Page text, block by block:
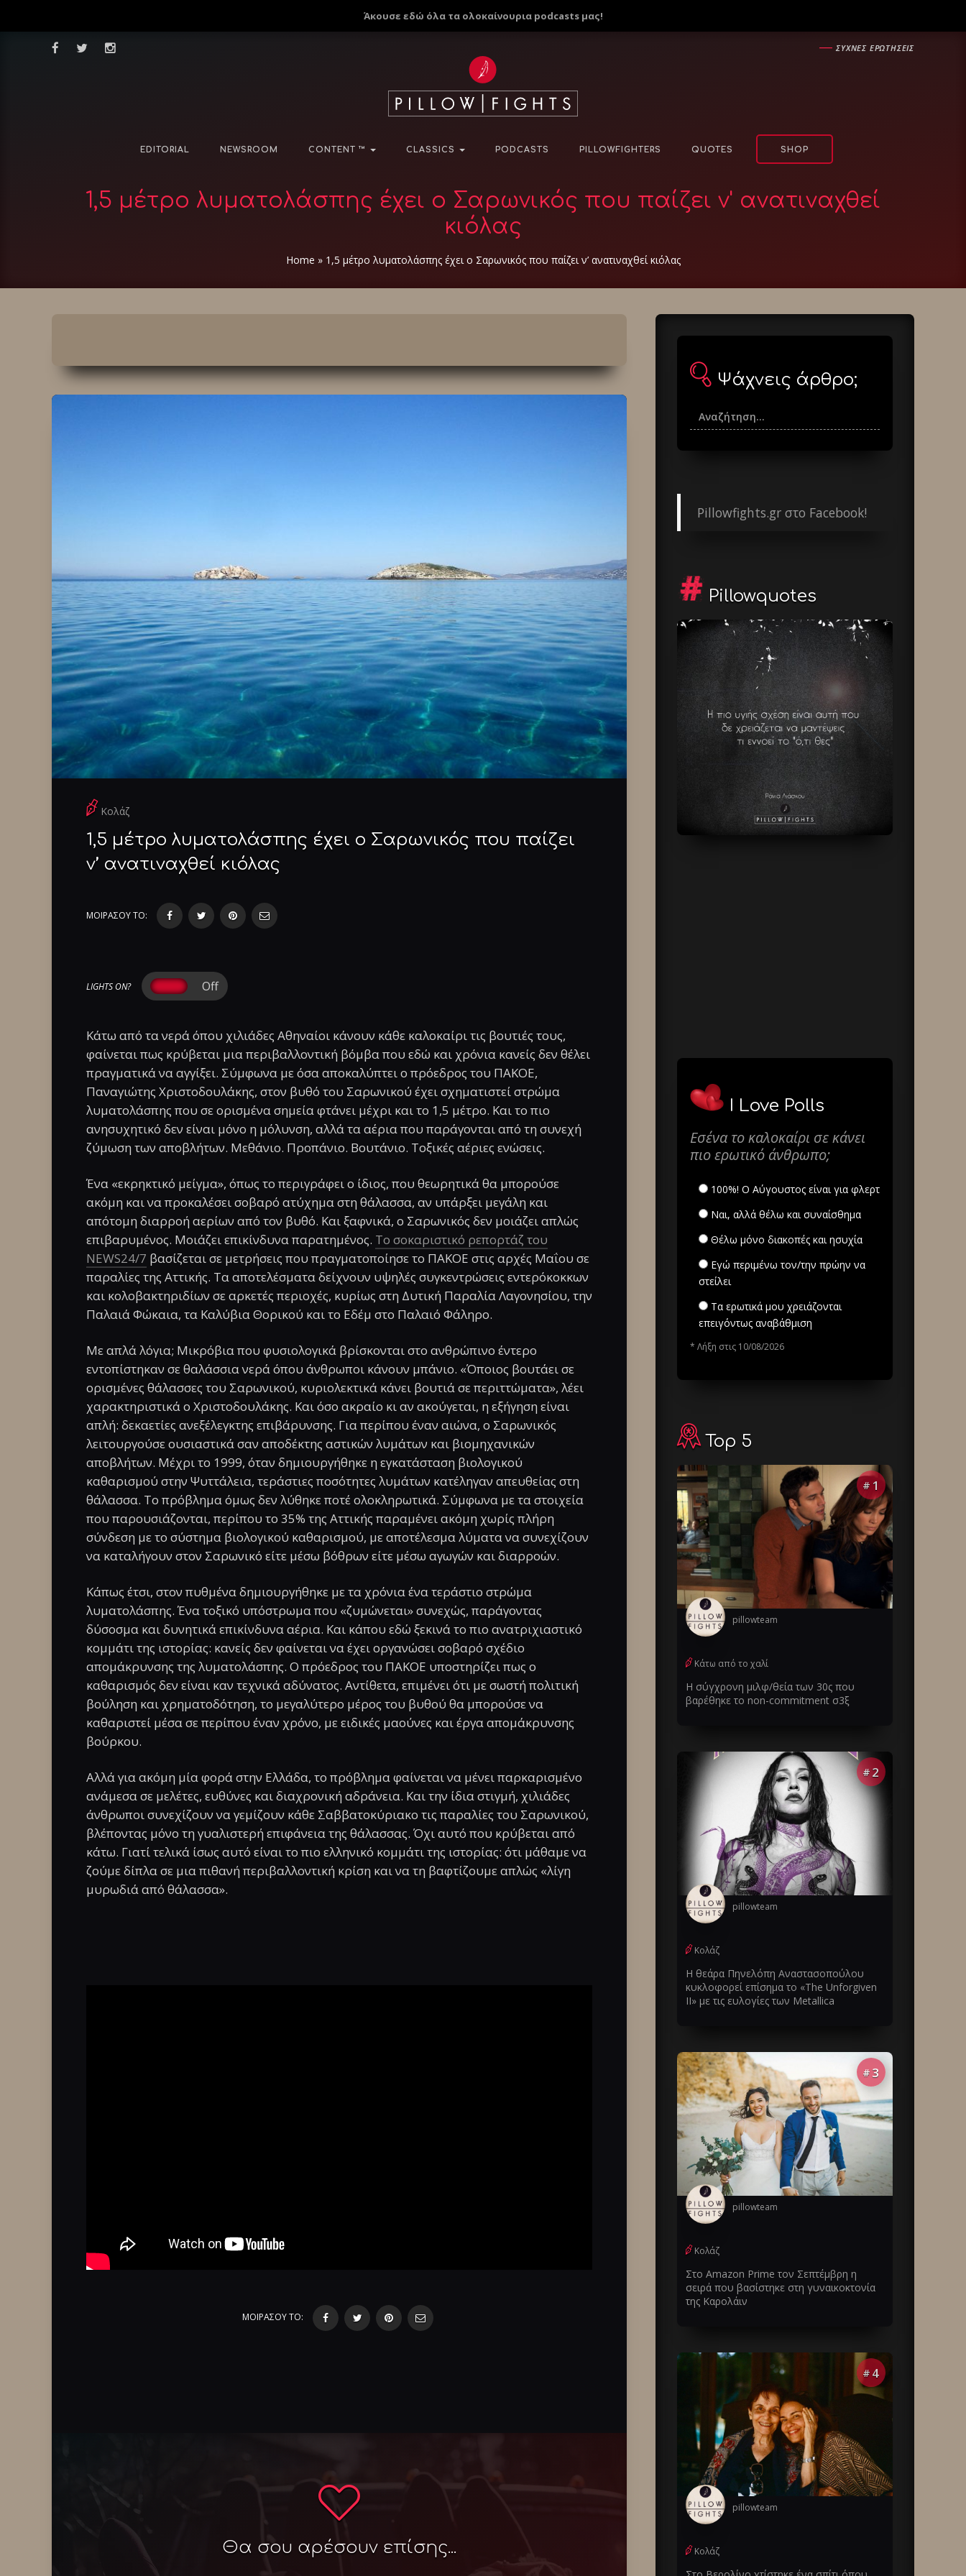
Άκουσε εδώ όλα τα ολοκαίνουρια podcasts μας!
―ΣΥΧΝΕΣ ΕΡΩΤΗΣΕΙΣ
EDITORIAL NEWSROOM CONTENT ™ CLASSICS PODCASTS PILLOWFIGHTERS QUOTES SHOP
1,5 μέτρο λυματολάσπης έχει ο Σαρωνικός που παίζει ν' ανατιναχθεί
κιόλας
Home » 1,5 μέτρο λυματολάσπης έχει ο Σαρωνικός που παίζει ν’ ανατιναχθεί κιόλας
Κολάζ
1,5 μέτρο λυματολάσπης έχει ο Σαρωνικός που παίζει
ν’ ανατιναχθεί κιόλας
ΜΟΙΡΑΣΟΥ ΤΟ:
LIGHTS ON?
Κάτω από τα νερά όπου χιλιάδες Αθηναίοι κάνουν κάθε καλοκαίρι τις βουτιές τους,
φαίνεται πως κρύβεται μια περιβαλλοντική βόμβα που εδώ και χρόνια κανείς δεν θέλει
πραγματικά να αγγίξει. Σύμφωνα με όσα αποκαλύπτει ο πρόεδρος του ΠΑΚΟΕ,
Παναγιώτης Χριστοδουλάκης, στον βυθό του Σαρωνικού έχει σχηματιστεί στρώμα
λυματολάσπης που σε ορισμένα σημεία φτάνει μέχρι και το 1,5 μέτρο. Και το πιο
ανησυχητικό δεν είναι μόνο η μόλυνση, αλλά τα αέρια που παράγονται από τη συνεχή
ζύμωση των αποβλήτων. Μεθάνιο. Προπάνιο. Βουτάνιο. Τοξικές αέριες ενώσεις.
Ένα «εκρηκτικό μείγμα», όπως το περιγράφει ο ίδιος, που θεωρητικά θα μπορούσε
ακόμη και να προκαλέσει σοβαρό ατύχημα στη θάλασσα, αν υπάρξει μεγάλη και
απότομη διαρροή αερίων από τον βυθό. Και ξαφνικά, ο Σαρωνικός δεν μοιάζει απλώς
επιβαρυμένος. Μοιάζει επικίνδυνα παρατημένος. Το σοκαριστικό ρεπορτάζ του
NEWS24/7 βασίζεται σε μετρήσεις που πραγματοποίησε το ΠΑΚΟΕ στις αρχές Μαΐου σε
παραλίες της Αττικής. Τα αποτελέσματα δείχνουν υψηλές συγκεντρώσεις εντερόκοκκων
και κολοβακτηριδίων σε αρκετές περιοχές, κυρίως στη Δυτική Παραλία Λαγονησίου, την
Παλαιά Φώκαια, τα Καλύβια Θορικού και το Εδέμ στο Παλαιό Φάληρο.
Με απλά λόγια; Μικρόβια που φυσιολογικά βρίσκονται στο ανθρώπινο έντερο
εντοπίστηκαν σε θαλάσσια νερά όπου άνθρωποι κάνουν μπάνιο. «Όποιος βουτάει σε
ορισμένες θάλασσες του Σαρωνικού, κυριολεκτικά κάνει βουτιά σε περιττώματα», λέει
χαρακτηριστικά ο Χριστοδουλάκης. Και όσο ακραίο κι αν ακούγεται, η εξήγηση είναι
απλή: δεκαετίες ανεξέλεγκτης επιβάρυνσης. Για περίπου έναν αιώνα, ο Σαρωνικός
λειτουργούσε ουσιαστικά σαν αποδέκτης αστικών λυμάτων και βιομηχανικών
αποβλήτων. Μέχρι το 1999, όταν δημιουργήθηκε η εγκατάσταση βιολογικού
καθαρισμού στην Ψυττάλεια, τεράστιες ποσότητες λυμάτων κατέληγαν απευθείας στη
θάλασσα. Το πρόβλημα όμως δεν λύθηκε ποτέ ολοκληρωτικά. Σύμφωνα με τα στοιχεία
που παρουσιάζονται, περίπου το 35% της Αττικής παραμένει ακόμη χωρίς πλήρη
σύνδεση με το σύστημα βιολογικού καθαρισμού, με αποτέλεσμα λύματα να συνεχίζουν
να καταλήγουν στον Σαρωνικό είτε μέσω βόθρων είτε μέσω αγωγών και διαρροών.
Κάπως έτσι, στον πυθμένα δημιουργήθηκε με τα χρόνια ένα τεράστιο στρώμα
λυματολάσπης. Ένα τοξικό υπόστρωμα που «ζυμώνεται» συνεχώς, παράγοντας
δύσοσμα και δυνητικά επικίνδυνα αέρια. Και κάπου εδώ ξεκινά το πιο ανατριχιαστικό
κομμάτι της ιστορίας: κανείς δεν φαίνεται να έχει οργανώσει σοβαρό σχέδιο
απομάκρυνσης της λυματολάσπης. Ο πρόεδρος του ΠΑΚΟΕ υποστηρίζει πως ο
καθαρισμός δεν είναι καν τεχνικά αδύνατος. Αντίθετα, επιμένει ότι με σωστή πολιτική
βούληση και χρηματοδότηση, το μεγαλύτερο μέρος του βυθού θα μπορούσε να
καθαριστεί μέσα σε περίπου έναν χρόνο, με ειδικές μαούνες και έργα απομάκρυνσης
βούρκου.
Αλλά για ακόμη μία φορά στην Ελλάδα, το πρόβλημα φαίνεται να μένει παρκαρισμένο
ανάμεσα σε μελέτες, ευθύνες και διαχρονική αδράνεια. Και την ίδια στιγμή, χιλιάδες
άνθρωποι συνεχίζουν να γεμίζουν κάθε Σαββατοκύριακο τις παραλίες του Σαρωνικού,
βλέποντας μόνο τη γυαλιστερή επιφάνεια της θάλασσας. Όχι αυτό που κρύβεται από
κάτω. Γιατί τελικά ίσως αυτό είναι το πιο ελληνικό κομμάτι της ιστορίας: ότι μάθαμε να
ζούμε δίπλα σε μια πιθανή περιβαλλοντική κρίση και να τη βαφτίζουμε απλώς «λίγη
μυρωδιά από θάλασσα».
ΜΟΙΡΑΣΟΥ ΤΟ:
Θα σου αρέσουν επίσης...
Ψάχνεις άρθρο;
Pillowfights.gr στο Facebook!
Pillowquotes
I Love Polls
Εσένα το καλοκαίρι σε κάνει
πιο ερωτικό άνθρωπο;
100%! Ο Αύγουστος είναι για φλερτ
Ναι, αλλά θέλω και συναίσθημα
Θέλω μόνο διακοπές και ησυχία
Εγώ περιμένω τον/την πρώην να
στείλει
Τα ερωτικά μου χρειάζονται
επειγόντως αναβάθμιση
* Λήξη στις 10/08/2026
Top 5
# 1
pillowteam
Κάτω από το χαλί
Η σύγχρονη μιλφ/θεία των 30ς που
βαρέθηκε το non-commitment σ3ξ
# 2
pillowteam
Κολάζ
Η θεάρα Πηνελόπη Αναστασοπούλου
κυκλοφορεί επίσημα το «The Unforgiven
II» με τις ευλογίες των Metallica
# 3
pillowteam
Κολάζ
Στο Amazon Prime τον Σεπτέμβρη η
σειρά που βασίστηκε στη γυναικοκτονία
της Καρολάιν
# 4
pillowteam
Κολάζ